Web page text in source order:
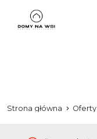
Strona główna Oferty